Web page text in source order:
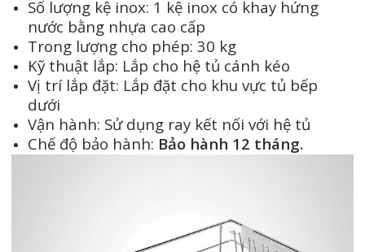
Số lượng kệ inox: 1 kệ inox có khay hứng
nước bằng nhựa cao cấp
Trong lượng cho phép: 30 kg
Kỹ thuật lắp: Lắp cho hệ tủ cánh kéo
Vị trí lắp đặt: Lắp đặt cho khu vực tủ bếp
dưới
Vận hành: Sử dụng ray kết nối với hệ tủ
Chế độ bảo hành: Bảo hành 12 tháng.